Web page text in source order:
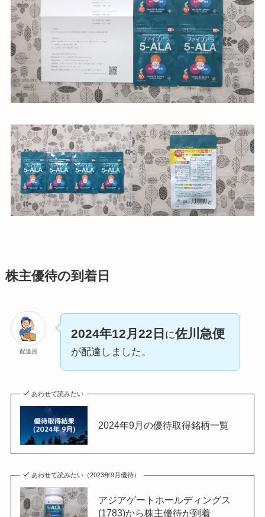
株主優待の到着日
配達員
2024年12月22日 に佐川急便
が配達しました。
あわせて読みたい
2024年9月の優待取得銘柄一覧
あわせて読みたい（2023年9月優待）
アジアゲートホールディングス
(1783)から株主優待が到着